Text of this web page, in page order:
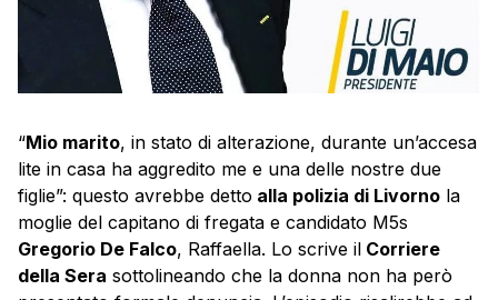
“Mio marito, in stato di alterazione, durante un’accesa
lite in casa ha aggredito me e una delle nostre due
figlie”: questo avrebbe detto alla polizia di Livorno la
moglie del capitano di fregata e candidato M5s
Gregorio De Falco, Raffaella. Lo scrive il Corriere
della Sera sottolineando che la donna non ha però